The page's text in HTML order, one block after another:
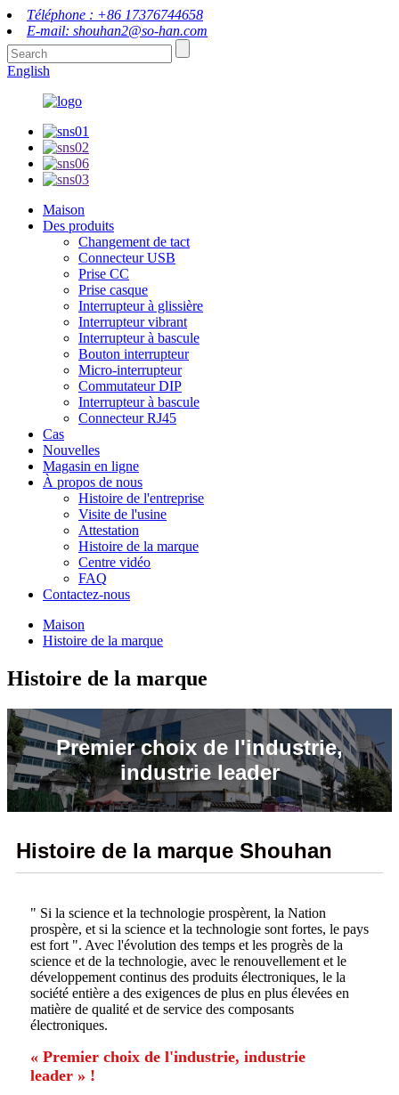
Téléphone : +86 17376744658
E-mail: shouhan2@so-han.com
English
Maison
Des produits
Changement de tact
Connecteur USB
Prise CC
Prise casque
Interrupteur à glissière
Interrupteur vibrant
Interrupteur à bascule
Bouton interrupteur
Micro-interrupteur
Commutateur DIP
Interrupteur à bascule
Connecteur RJ45
Cas
Nouvelles
Magasin en ligne
À propos de nous
Histoire de l'entreprise
Visite de l'usine
Attestation
Histoire de la marque
Centre vidéo
FAQ
Contactez-nous
Maison
Histoire de la marque
Histoire de la marque
Premier choix de l'industrie,
industrie leader
Histoire de la marque Shouhan
" Si la science et la technologie prospèrent, la Nation
prospère, et si la science et la technologie sont fortes, le pays
est fort ". Avec l'évolution des temps et les progrès de la
science et de la technologie, avec le renouvellement et le
développement continus des produits électroniques, le la
société entière a des exigences de plus en plus élevées en
matière de qualité et de service des composants
électroniques.
« Premier choix de l'industrie, industrie
leader » !